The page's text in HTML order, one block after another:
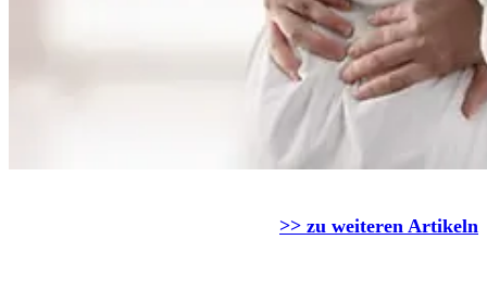
>> zu weiteren Artikeln